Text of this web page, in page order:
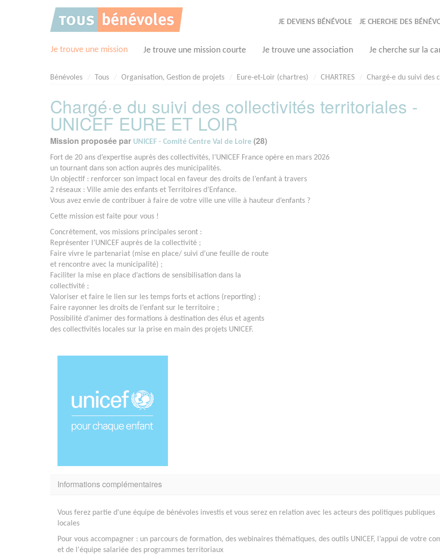
JE DEVIENS BÉNÉVOLE JE CHERCHE DES
Je trouve une mission Je trouve une mission courte Je trouve une association Je cherche sur la
Bénévoles Tous Organisation, Gestion de projets Eure-et-Loir (chartres) CHARTRES Chargé·e du suivi des
Chargé·e du suivi des collectivités territoriales -
UNICEF EURE ET LOIR
Mission proposée par UNICEF - Comité Centre Val de Loire (28)
Fort de 20 ans d’expertise auprès des collectivités, l’UNICEF France opère en mars 2026
un tournant dans son action auprès des municipalités.
Un objectif : renforcer son impact local en faveur des droits de l’enfant à travers
2 réseaux : Ville amie des enfants et Territoires d’Enfance.
Vous avez envie de contribuer à faire de votre ville une ville à hauteur d’enfants ?
Cette mission est faite pour vous !
Concrètement, vos missions principales seront :
Représenter l’UNICEF auprès de la collectivité ;
Faire vivre le partenariat (mise en place/ suivi d’une feuille de route
et rencontre avec la municipalité) ;
Faciliter la mise en place d’actions de sensibilisation dans la
collectivité ;
Valoriser et faire le lien sur les temps forts et actions (reporting) ;
Faire rayonner les droits de l’enfant sur le territoire ;
Possibilité d’animer des formations à destination des élus et agents
des collectivités locales sur la prise en main des projets UNICEF.
Informations complémentaires
Vous ferez partie d'une équipe de bénévoles investis et vous serez en relation avec les acteurs des politiques publiques
locales
Pour vous accompagner : un parcours de formation, des webinaires thématiques, des outils UNICEF, l’appui de votre
et de l'équipe salariée des programmes territoriaux